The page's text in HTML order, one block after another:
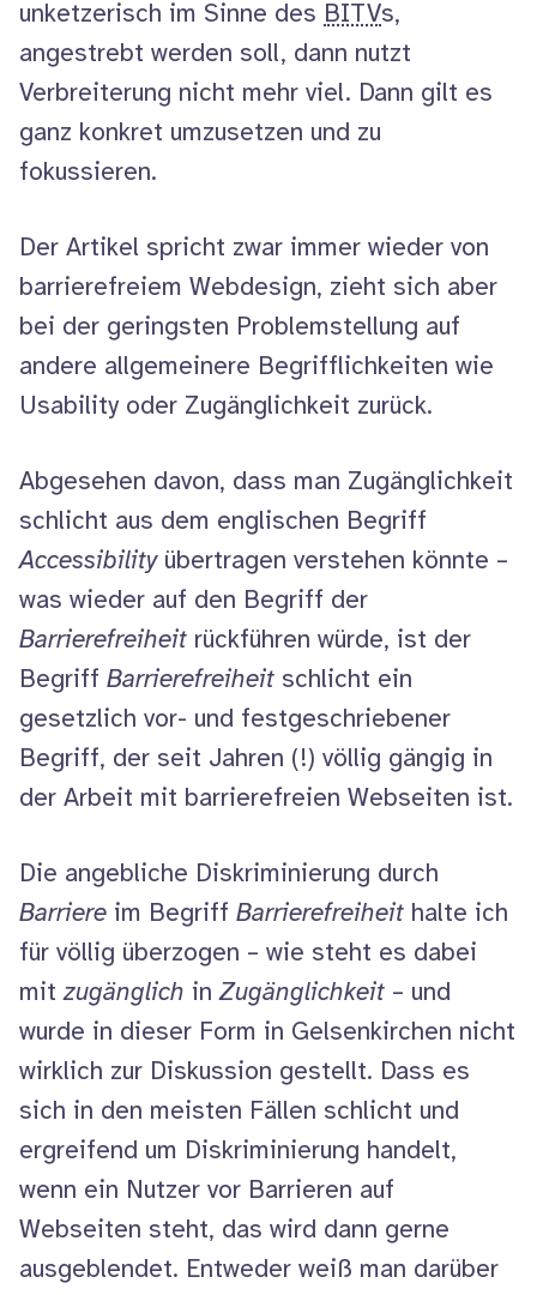
unketzerisch im Sinne des BITVs,
angestrebt werden soll, dann nutzt
Verbreiterung nicht mehr viel. Dann gilt es
ganz konkret umzusetzen und zu
fokussieren.
Der Artikel spricht zwar immer wieder von
barrierefreiem Webdesign, zieht sich aber
bei der geringsten Problemstellung auf
andere allgemeinere Begrifflichkeiten wie
Usability oder Zugänglichkeit zurück.
Abgesehen davon, dass man Zugänglichkeit
schlicht aus dem englischen Begriff
Accessibilityübertragen verstehen könnte –
was wieder auf den Begriff der
Barrierefreiheit rückführen würde, ist der
Begriff Barrierefreiheit schlicht ein
gesetzlich vor- und festgeschriebener
Begriff, der seit Jahren (!) völlig gängig in
der Arbeit mit barrierefreien Webseiten ist.
Die angebliche Diskriminierung durch
Barriere im Begriff Barrierefreiheit halte ich
für völlig überzogen – wie steht es dabei
mitzugänglich inZugänglichkeit – und
wurde in dieser Form in Gelsenkirchen nicht
wirklich zur Diskussion gestellt. Dass es
sich in den meisten Fällen schlicht und
ergreifend um Diskriminierung handelt,
wenn ein Nutzer vor Barrieren auf
Webseiten steht, das wird dann gerne
ausgeblendet. Entweder weiß man darüber